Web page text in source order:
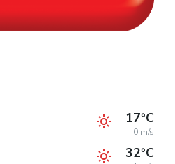
17°C
0 m/s
32°C